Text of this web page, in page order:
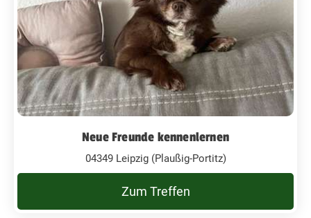
Neue Freunde kennenlernen
04349 Leipzig (Plaußig-Portitz)
Zum Treffen